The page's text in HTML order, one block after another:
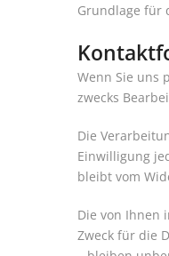
Grundlage für
Wenn Sie uns
zwecks
Die
Einwilligung
bleibt vom
Die von Ihnen
Zweck für die